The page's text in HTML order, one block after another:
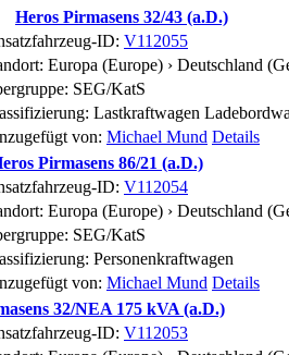
Heros Pirmasens 32/43 (a.D.)
ID: V112055
Europa (Europe) › Deutschland
SEG/KatS
Lastkraftwagen
von: Michael Mund Details
Pirmasens 86/21 (a.D.)
ID: V112054
Europa (Europe) › Deutschland
SEG/KatS
Personenkraftwagen
von: Michael Mund Details
32/NEA 175 kVA (a.D.)
ID: V112053